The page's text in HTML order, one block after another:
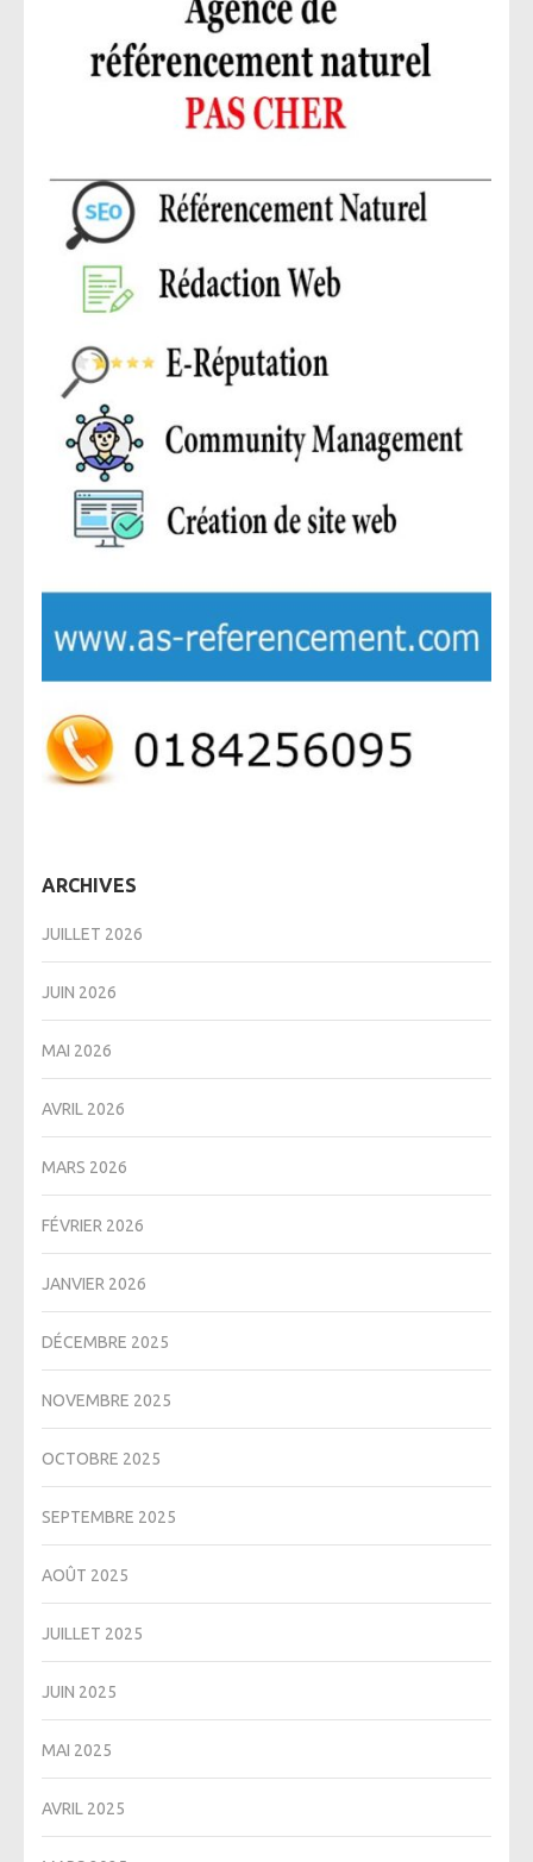
ARCHIVES
JUILLET 2026
JUIN 2026
MAI 2026
AVRIL 2026
MARS 2026
FÉVRIER 2026
JANVIER 2026
DÉCEMBRE 2025
NOVEMBRE 2025
OCTOBRE 2025
SEPTEMBRE 2025
AOÛT 2025
JUILLET 2025
JUIN 2025
MAI 2025
AVRIL 2025